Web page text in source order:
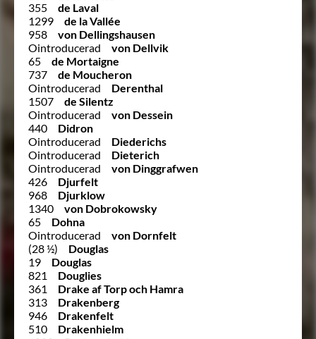
355
de Laval
1299
de la Vallée
958
von Dellingshausen
Ointroducerad
von Dellvik
65
de Mortaigne
737
de Moucheron
Ointroducerad
Derenthal
1507
de Silentz
Ointroducerad
von Dessein
440
Didron
Ointroducerad
Diederichs
Ointroducerad
Dieterich
Ointroducerad
von Dinggrafwen
426
Djurfelt
968
Djurklow
1340
von Dobrokowsky
65
Dohna
Ointroducerad
von Dornfelt
(28 ½)
Douglas
19
Douglas
821
Douglies
361
Drake af Torp och Hamra
313
Drakenberg
946
Drakenfelt
510
Drakenhielm